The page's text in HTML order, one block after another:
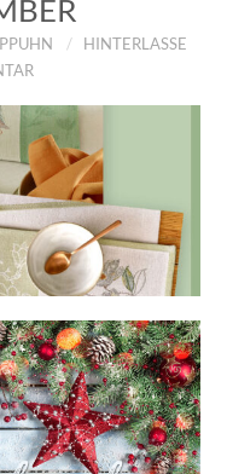
HINTERLASSE